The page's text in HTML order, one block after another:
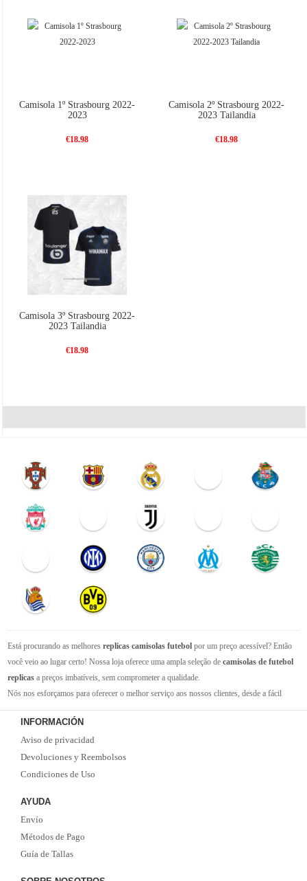
Camisola 1º Strasbourg 2022-
2023
€18.98
Camisola 2º Strasbourg 2022-
2023 Tailandia
€18.98
Camisola 3º Strasbourg 2022-
2023 Tailandia
€18.98
Está procurando as melhores replicas camisolas futebol por um preço acessível? Então
você veio ao lugar certo! Nossa loja oferece uma ampla seleção de camisolas de futebol
replicas a preços imbatíveis, sem comprometer a qualidade.
Nós nos esforçamos para oferecer o melhor serviço aos nossos clientes, desde a fácil
navegação em nosso site até a entrega rápida de seus pedidos. Com nossa equipe de
atendimento ao cliente amigável e experiente, você pode ter certeza de que receberá suporte
em todas as etapas do processo de compra.
Não se esqueça que, se o valor da sua compra for superior a 99 euros, oferecemos o
serviço de entrega EMS gratuito. Não perca a oportunidade de adquirir as melhores
INFORMACIÓN
Aviso de privacidad
Devoluciones y Reembolsos
Condiciones de Uso
AYUDA
Envío
Métodos de Pago
Guía de Tallas